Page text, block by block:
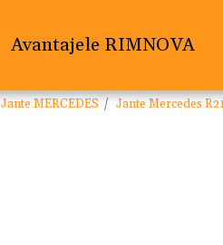
Avantajele RIMNOVA
Jante MERCEDES Jante Mercedes